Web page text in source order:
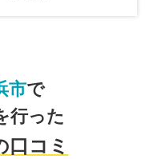
市で
行った
口コミ